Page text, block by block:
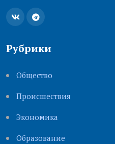
Рубрики
Общество
Происшествия
Экономика
Образование